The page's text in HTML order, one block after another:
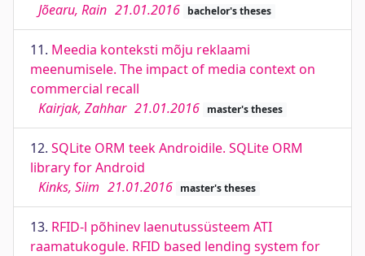
Jõearu, Rain 21.01.2016 bachelor's theses
11. Meedia konteksti mõju reklaami
meenumisele. The impact of media context on
commercial recall
Kairjak, Zahhar 21.01.2016 master's theses
12. SQLite ORM teek Androidile. SQLite ORM
library for Android
Kinks, Siim 21.01.2016 master's theses
13. RFID-l põhinev laenutussüsteem ATI
raamatukogule. RFID based lending system for